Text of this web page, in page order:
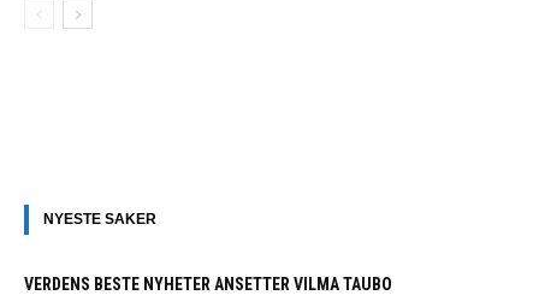
NYESTE SAKER
VERDENS BESTE NYHETER ANSETTER VILMA TAUBO